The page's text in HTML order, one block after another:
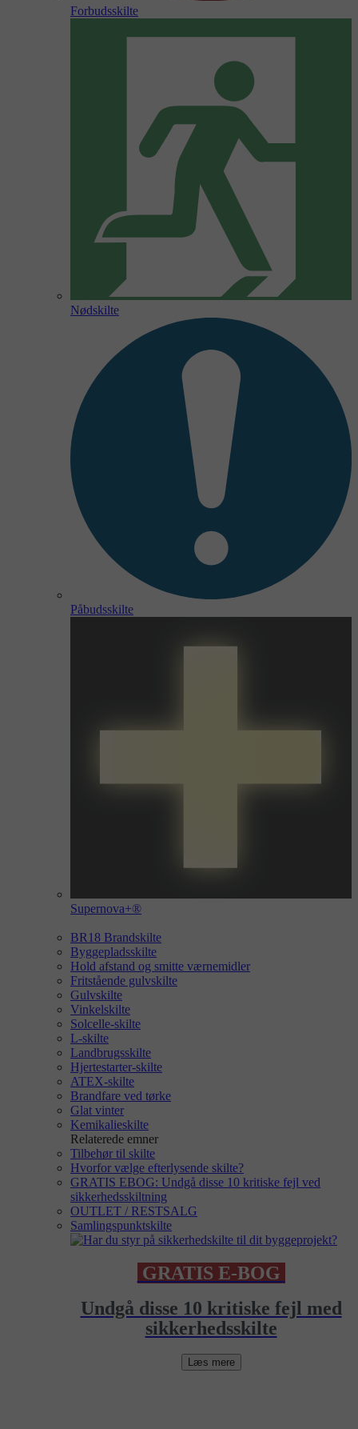
Forbudsskilte
Nødskilte
Påbudsskilte
Supernova+®
BR18 Brandskilte
Byggepladsskilte
Hold afstand og smitte værnemidler
Fritstående gulvskilte
Gulvskilte
Vinkelskilte
Solcelle-skilte
L-skilte
Landbrugsskilte
Hjertestarter-skilte
ATEX-skilte
Brandfare ved tørke
Glat vinter
Kemikalieskilte
Relaterede emner
Tilbehør til skilte
Hvorfor vælge efterlysende skilte?
GRATIS EBOG: Undgå disse 10 kritiske fejl ved
sikkerhedsskiltning
OUTLET / RESTSALG
Samlingspunktskilte
GRATIS E-BOG
Undgå disse 10 kritiske fejl med
sikkerhedsskilte
Læs mere